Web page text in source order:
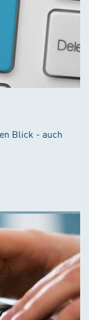
Blick - auch